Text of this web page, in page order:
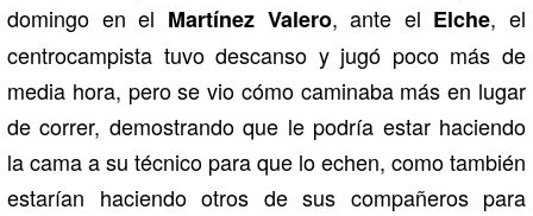
domingo en el Martínez Valero, ante el Elche, el
centrocampista tuvo descanso y jugó poco más de
media hora, pero se vio cómo caminaba más en lugar
de correr, demostrando que le podría estar haciendo
la cama a su técnico para que lo echen, como también
estarían haciendo otros de sus compañeros para